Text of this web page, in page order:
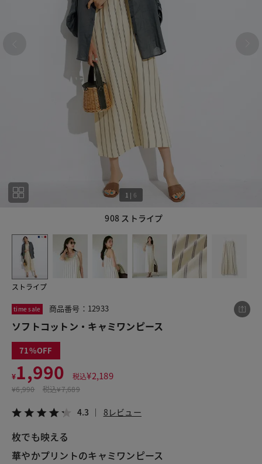
908 ストライプ
1 | 6
ストライプ
1 6
time sale 商品番号：12933
ソフトコットン・キャミワンピース
71
¥1,990 税込¥2,189
¥6,990 税込¥7,689
4.3 8レビュー
枚でも映える
華やかプリントのキャミワンピース
この商品をシェアする
¥1,990 税込¥2,189
LINE X メール